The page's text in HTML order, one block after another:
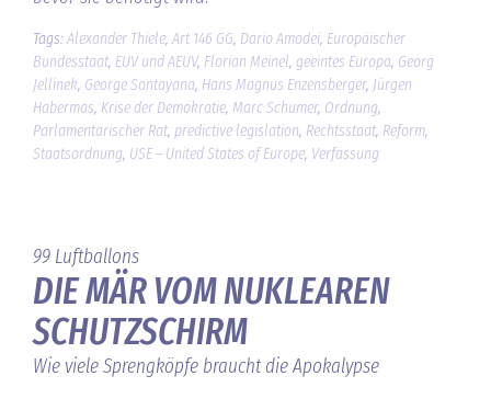
Tags:Alexander Thiele, Art 146 GG, Dario Amodei, Europäischer
Bundesstaat, EUV und AEUV, Florian Meinel, geeintes Europa, Georg
Jellinek, George Santayana, Hans Magnus Enzensberger, Jürgen
Habermas, Krise der Demokratie, Marc Schumer, Ordnung,
Parlamentarischer Rat, predictive legislation, Rechtsstaat, Reform,
Staatsordnung, USE – United States of Europe, Verfassung
99 Luftballons
DIE MÄR VOM NUKLEAREN
SCHUTZSCHIRM
Wie viele Sprengköpfe braucht die Apokalypse